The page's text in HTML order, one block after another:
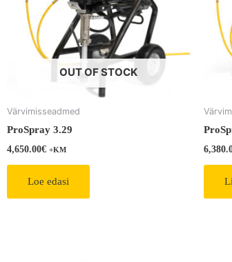
OUT OF STOCK
Värvimisseadmed
ProSpray 3.29
4,650.00€ +KM
Loe edasi